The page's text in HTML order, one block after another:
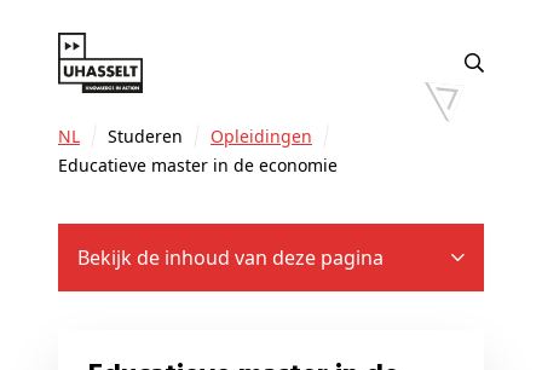
NL Studeren
Opleidingen
Educatieve master in de economie
Bekijk de inhoud van deze pagina